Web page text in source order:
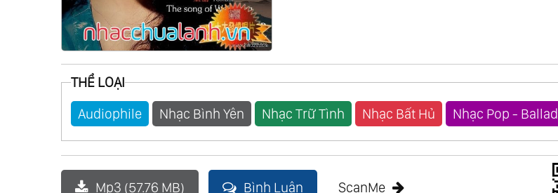
THỂ LOẠI
Audiophile
Nhạc Bình Yên Nhạc Trữ Tình Nhạc Bất Hủ Nhạc Pop - Ballad
Mp3 (57.76 MB) Bình Luận ScanMe